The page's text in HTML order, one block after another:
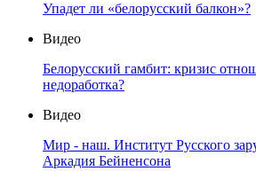
Упадет ли «белорусский балкон»?
Видео
Белорусский гамбит: кризис
недоработка?
Видео
Мир - наш. Институт Русского
Аркадия Бейненсона